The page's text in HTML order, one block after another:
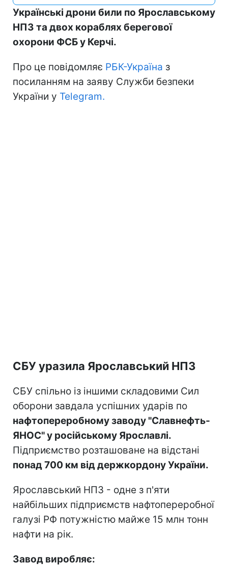
Українські дрони били по Ярославському
НПЗ та двох кораблях берегової
охорони ФСБ у Керчі.
Про це повідомляє РБК-Україна з
посиланням на заяву Служби безпеки
України у Telegram.
СБУ уразила Ярославський НПЗ
СБУ спільно із іншими складовими Сил
оборони завдала успішних ударів по
нафтопереробному заводу "Славнефть-
ЯНОС" у російському Ярославлі.
Підприємство розташоване на відстані
понад 700 км від держкордону України.
Ярославський НПЗ - одне з п'яти
найбільших підприємств нафтопереробної
галузі РФ потужністю майже 15 млн тонн
нафти на рік.
Завод виробляє: